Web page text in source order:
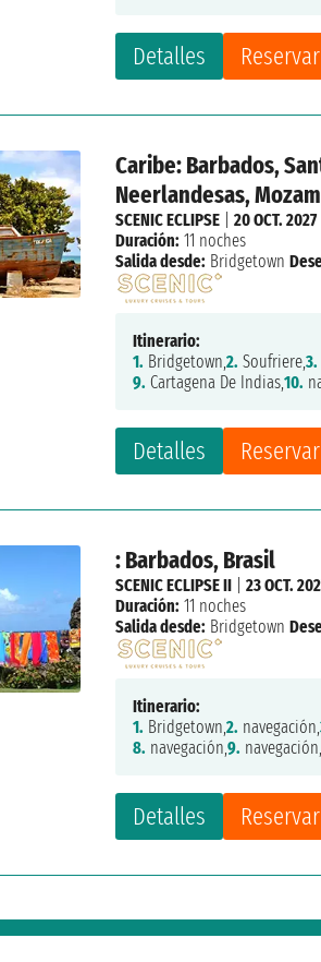
Detalles Reservar
Caribe: Barbados,
Neerlandesas,
Detalles Reservar
SCENIC ECLIPSE |20 OCT. 2027
Duración: 11 noches
Salida desde: Bridgetown
Itinerario:
1. Bridgetown,2. Soufriere,3.
9. Cartagena De Indias,10.
: Barbados, Brasil
Detalles Reservar
SCENIC ECLIPSE II |23 OCT.
Duración: 11 noches
Salida desde: Bridgetown
Itinerario:
1. Bridgetown,2. navegación,
8. navegación,9.